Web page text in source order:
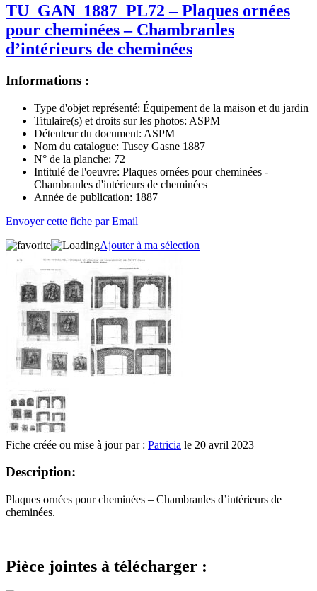
TU_GAN_1887_PL72 – Plaques ornées
pour cheminées – Chambranles
d’intérieurs de cheminées
Informations :
Type d'objet représenté: Équipement de la maison et du jardin
Titulaire(s) et droits sur les photos: ASPM
Détenteur du document: ASPM
Nom du catalogue: Tusey Gasne 1887
N° de la planche: 72
Intitulé de l'oeuvre: Plaques ornées pour cheminées -
Chambranles d'intérieurs de cheminées
Année de publication: 1887
Envoyer cette fiche par Email
Ajouter à ma sélection
Fiche créée ou mise à jour par : Patricia le 20 avril 2023
Description:
Plaques ornées pour cheminées – Chambranles d’intérieurs de
cheminées.
Pièce jointes à télécharger :